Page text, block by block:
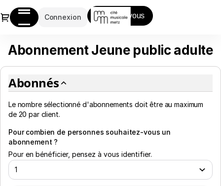
Dialogue
Connexion Inscrivez-vous
:
abonnés
Cité
Metz
Abonnement
public
adulte
Abonnement Jeune public adulte
Abonnés
Le nombre sélectionné d'abonnements doit être au maximum
de 20 par client.
Pour combien de personnes souhaitez-vous un
abonnement ?
Pour en bénéficier, pensez à vous identifier.